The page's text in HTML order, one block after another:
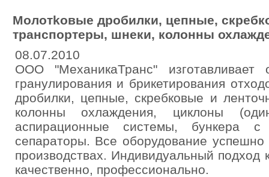
Moлoтkовые дробилки, цепные,
транспортеры, шнеки, колонны
08.07.2010
ООО "МеханикаТранс" изготавливает
гранулирования и брикетирования
дробилки, цепные, скребковые и
колонны охлаждения, циклоны
аспирационные системы, бункера с
сепараторы. Все оборудование
производствах. Индивидуальный подход
качественно, профессионально.